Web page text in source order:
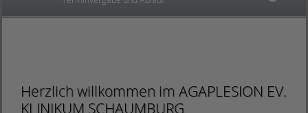
Herzlich willkommen im AGAPLESION EV.
KLINIKUM SCHAUMBURG